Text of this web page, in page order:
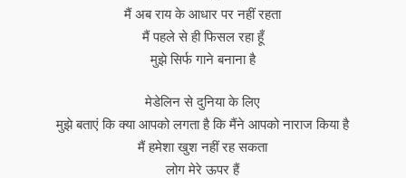
मैं अब राय के आधार पर नहीं रहता
मैं पहले से ही फिसल रहा हूँ
मुझे सिर्फ गाने बनाना है
मेडेलिन से दुनिया के लिए
मुझे बताएं कि क्या आपको लगता है कि मैंने आपको नाराज किया है
मैं हमेशा खुश नहीं रह सकता
लोग मेरे ऊपर हैं